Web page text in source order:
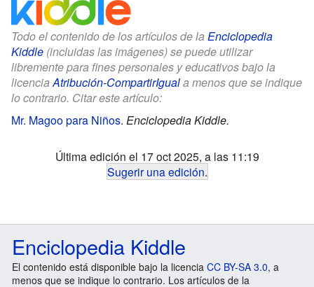
Todo el contenido de los artículos de la Enciclopedia
Kiddle (incluidas las imágenes) se puede utilizar
libremente para fines personales y educativos bajo la
licenciaAtribución-CompartirIguala menos que se indique
lo contrario. Citar este artículo:
Mr. Magoo para Niños. Enciclopedia Kiddle.
Última edición el 17 oct 2025, a las 11:19
Sugerir una edición.
Enciclopedia Kiddle
El contenido está disponible bajo la licencia CC BY-SA 3.0, a
menos que se indique lo contrario. Los artículos de la